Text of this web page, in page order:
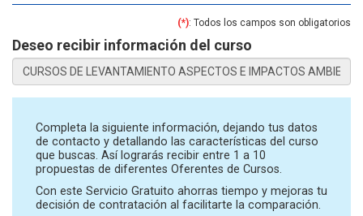
(*): Todos los campos son obligatorios
Deseo recibir información del curso
Completa la siguiente información, dejando tus datos
de contacto y detallando las características del curso
que buscas. Así lograrás recibir entre 1 a 10
propuestas de diferentes Oferentes de Cursos.
Con este Servicio Gratuito ahorras tiempo y mejoras tu
decisión de contratación al facilitarte la comparación.